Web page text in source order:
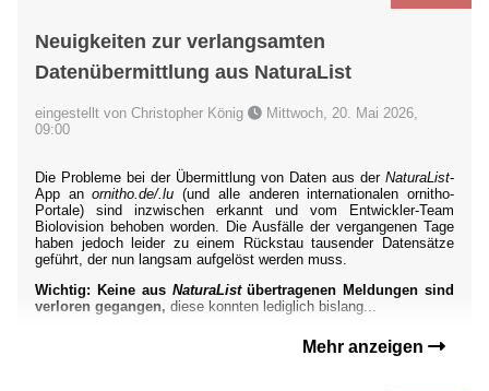
Neuigkeiten zur verlangsamten
Datenübermittlung aus NaturaList
eingestellt von Christopher König
Mittwoch, 20. Mai 2026,
09:00
Die Probleme bei der Übermittlung von Daten aus der NaturaList-
App anornitho.de/.lu (und alle anderen internationalen ornitho-
Portale) sind inzwischen erkannt und vom Entwickler-Team
Biolovision behoben worden. Die Ausfälle der vergangenen Tage
haben jedoch leider zu einem Rückstau tausender Datensätze
geführt, der nun langsam aufgelöst werden muss.
Wichtig: Keine aus NaturaListübertragenen Meldungen sind
verloren gegangen, diese konnten lediglich bislang...
Mehr anzeigen